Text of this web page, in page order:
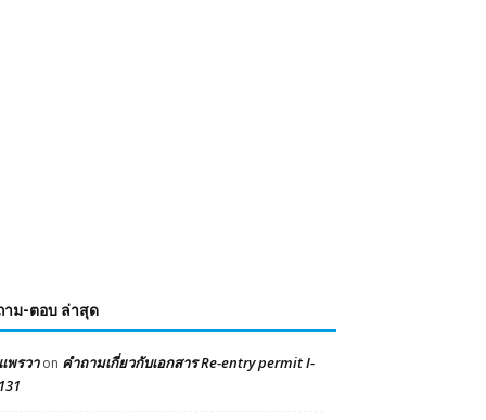
าม-ตอบ ล่าสุด
แพรวาon คำถามเกี่ยวกับเอกสาร Re-entry permit I-
131